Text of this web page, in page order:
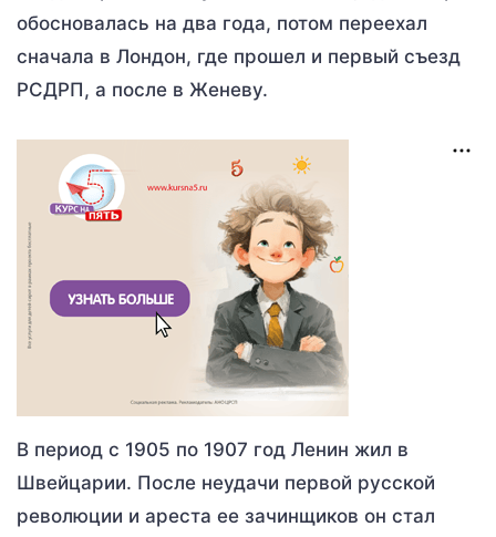
обосновалась на два года, потом переехал
сначала в Лондон, где прошел и первый съезд
РСДРП, а после в Женеву.
В период с 1905 по 1907 год Ленин жил в
Швейцарии. После неудачи первой русской
революции и ареста ее зачинщиков он стал